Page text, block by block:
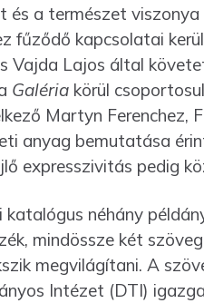
a természet
fűződő kapcsolatai
Vajda Lajos által
Galériakörül
Martyn Ferenchez,
anyag bemutatása
expresszivitás pedig
néhány
mind­össze két
megvilágítani. A
Intézet (DTI)